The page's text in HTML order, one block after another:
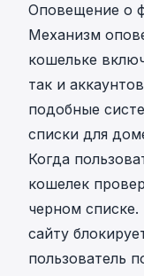
Оповещение о
Механизм
кошельке
так и
подобные
списки для
Когда
кошелек
черном списке.
сайту
пользователь